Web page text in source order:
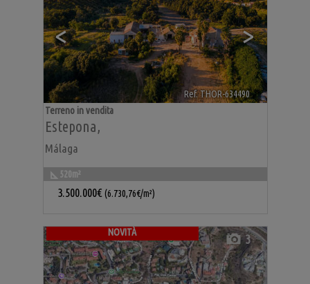
< >
Ref. THOR-634490🔗
Estepona,
Málaga
Terreno in vendita
520m²
3.500.000€ (6.730,76€/m²)
NOVITÀ 3